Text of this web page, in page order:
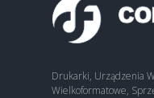
Drukarki, Urządzenia
Wielkoformatowe,